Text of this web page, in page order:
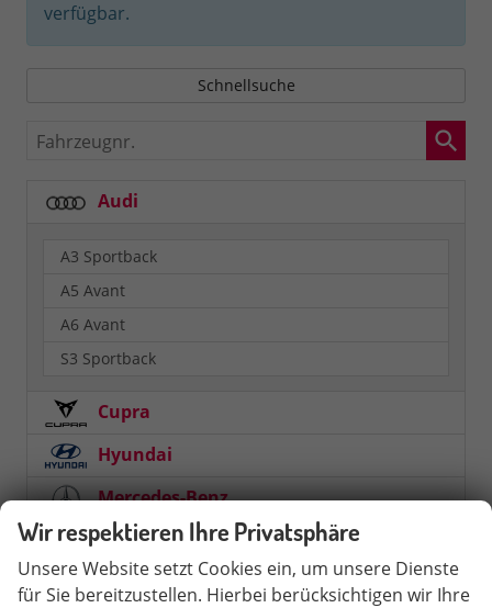
verfügbar.
Schnellsuche
Fahrzeugnr.
Audi
A3 Sportback
A5 Avant
A6 Avant
S3 Sportback
Cupra
Hyundai
Mercedes-Benz
MG
Nissan
Wir respektieren Ihre Privatsphäre
Unsere Website setzt Cookies ein, um unsere Dienste
für Sie bereitzustellen. Hierbei berücksichtigen wir Ihre